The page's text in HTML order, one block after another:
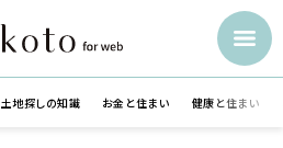
土地探しの知識 お金と住まい 健康と住まい